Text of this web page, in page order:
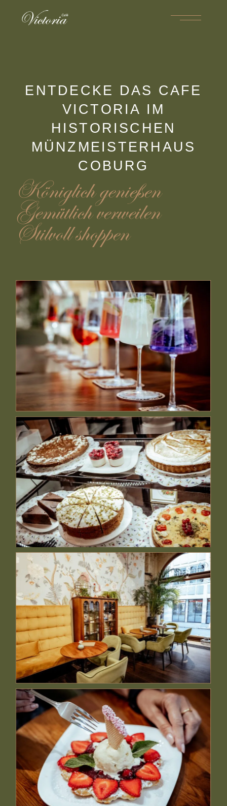
ENTDECKE DAS CAFE
VICTORIA IM
HISTORISCHEN
MÜNZMEISTERHAUS
COBURG
Königlich genießen
Gemütlich verweilen
Stilvoll shoppen